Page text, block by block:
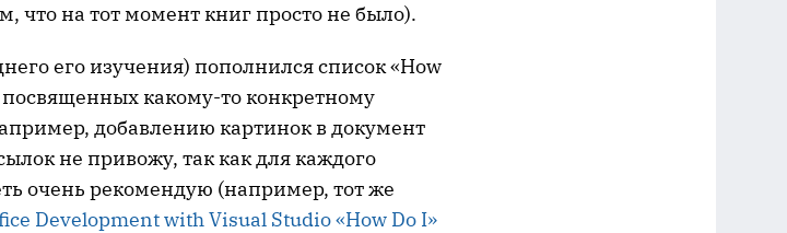
что на тот момент книг просто не было).
его изучения) пополнился список «How
какому-то конкретному
добавлению картинок в документ
не привожу, так как для каждого
очень рекомендую (например, тот же
Development with Visual Studio «How Do I»